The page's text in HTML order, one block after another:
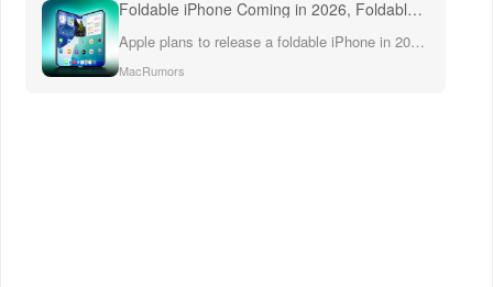
Foldable iPhone Coming in 2026, Foldable iPad to Follow in 2028
Apple plans to release a foldable iPhone in 2026, and will then follow it up with a foldable iPad in 2028, Apple analyst Ming-Chi Kuo said today.
MacRumors